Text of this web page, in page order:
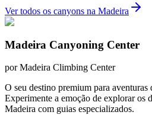
Ver todos os canyons na Madeira
Madeira Canyoning Center
porMadeira Climbing Center
O seu destino premium para
Experimente a emoção de explorar os
Madeira com guias especializados.